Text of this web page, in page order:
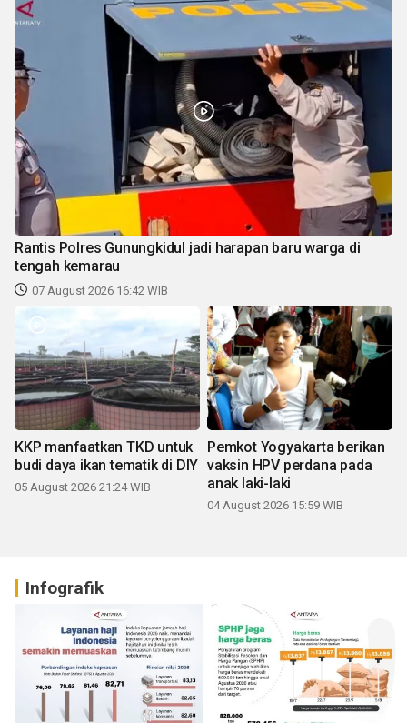
Rantis Polres Gunungkidul jadi harapan baru warga di
tengah kemarau
07 August 2026 16:42 WIB
KKP manfaatkan TKD untuk
budi daya ikan tematik di DIY
05 August 2026 21:24 WIB
Pemkot Yogyakarta berikan
vaksin HPV perdana pada
anak laki-laki
04 August 2026 15:59 WIB
Infografik